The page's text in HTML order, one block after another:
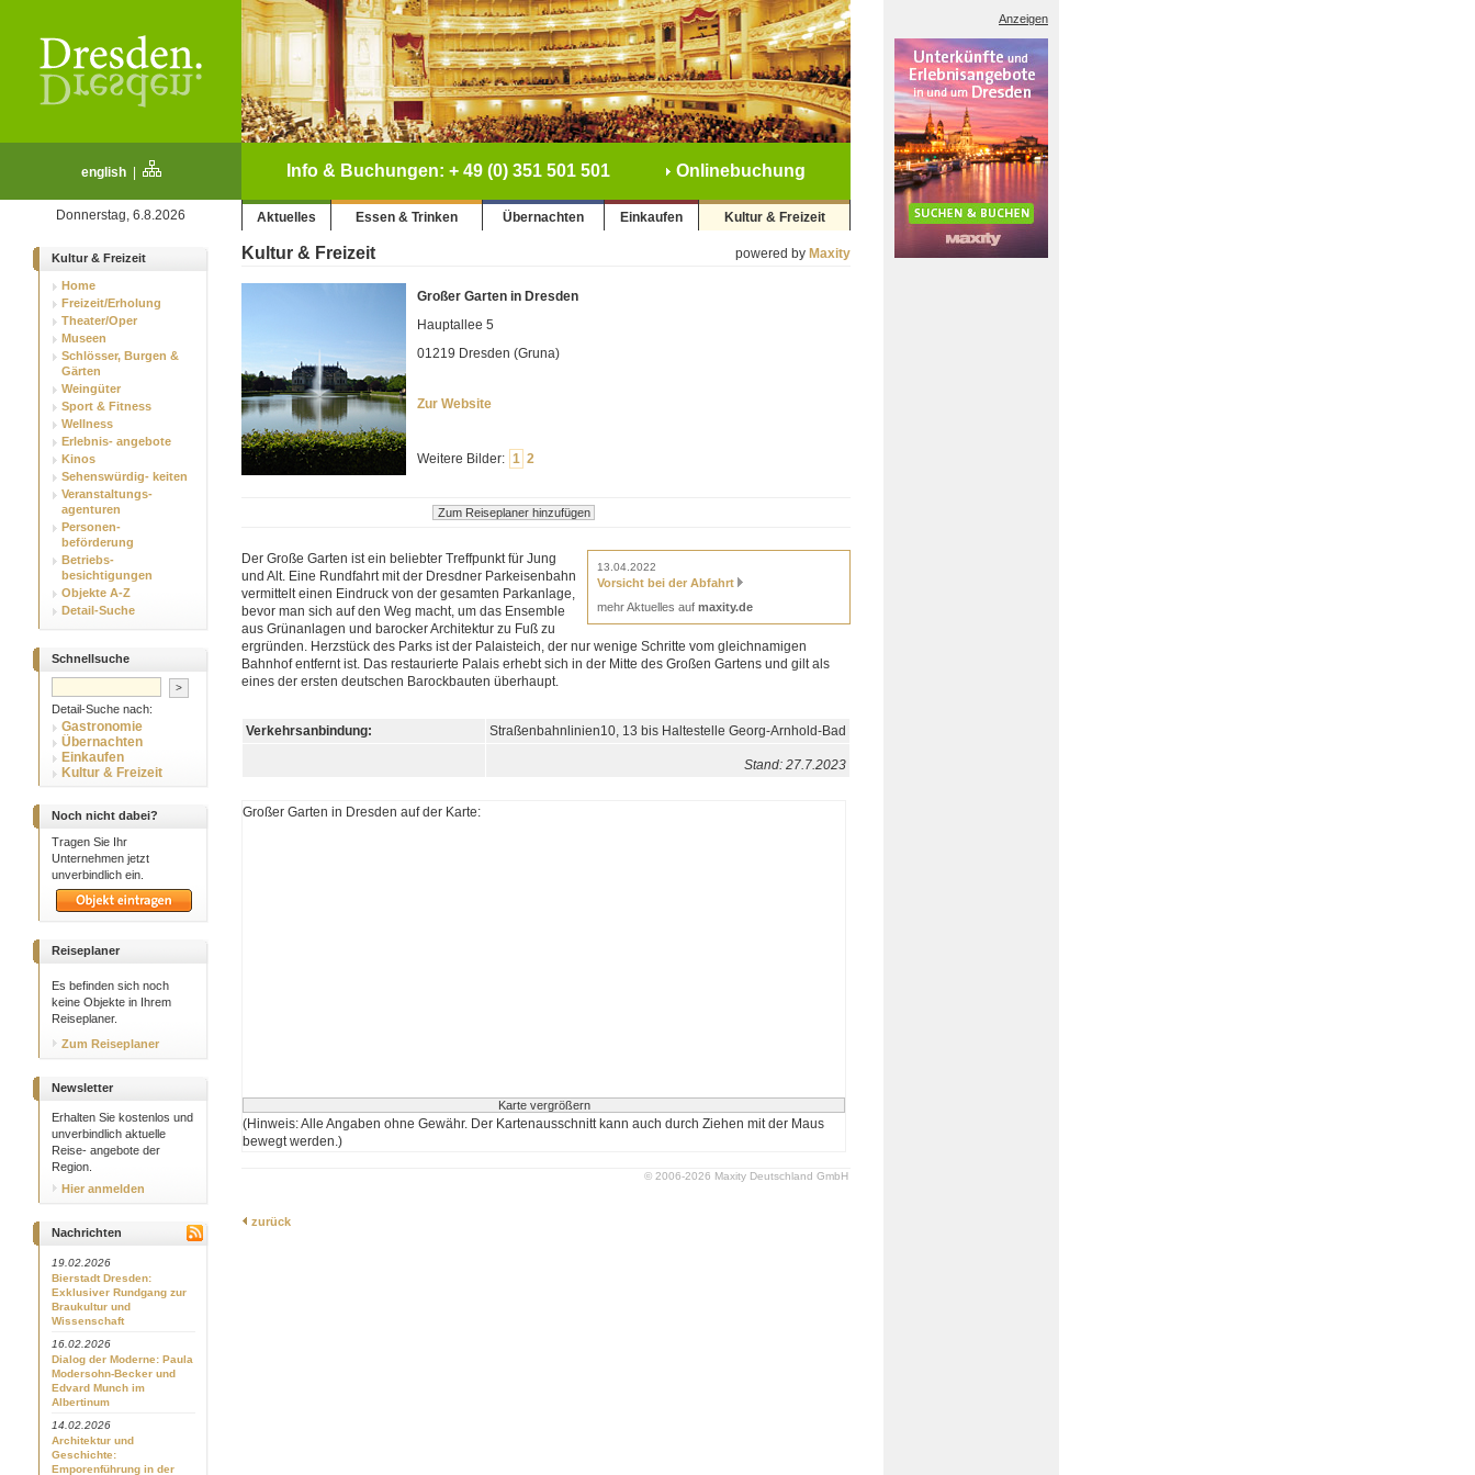
english| Info & Buchungen: + 49 (0) 351 501 501 Onlinebuchung
Donnerstag, 6.8.2026 Aktuelles Essen & Trinken Übernachten Einkaufen Kultur & Freizeit
Kultur & Freizeit
Home
Freizeit/Erholung
Theater/Oper
Museen
Schlösser, Burgen &
Gärten
Weingüter
Sport & Fitness
Wellness
Erlebnis- angebote
Kinos
Sehenswürdig- keiten
Veranstaltungs-
agenturen
Personen-
beförderung
Betriebs-
besichtigungen
Objekte A-Z
Detail-Suche
Schnellsuche
Detail-Suche nach:
Gastronomie
Übernachten
Einkaufen
Kultur & Freizeit
Noch nicht dabei?
Tragen Sie Ihr
Unternehmen jetzt
unverbindlich ein.
Reiseplaner
Es befinden sich noch
keine Objekte in Ihrem
Reiseplaner.
Zum Reiseplaner
Newsletter
Erhalten Sie kostenlos und
unverbindlich aktuelle
Reise- angebote der
Region.
Hier anmelden
Nachrichten
19.02.2026
Bierstadt Dresden:
Exklusiver Rundgang zur
Braukultur und
Wissenschaft
16.02.2026
Dialog der Moderne: Paula
Modersohn-Becker und
Edvard Munch im
Albertinum
14.02.2026
Architektur und
Geschichte:
Emporenführung in der
Kultur & Freizeit powered by Maxity
Großer Garten in Dresden
Hauptallee 5
01219 Dresden (Gruna)
Zur Website
Weitere Bilder: 1 2
13.04.2022
Vorsicht bei der Abfahrt
mehr Aktuelles auf maxity.de
Der Große Garten ist ein beliebter Treffpunkt für Jung
und Alt. Eine Rundfahrt mit der Dresdner Parkeisenbahn
vermittelt einen Eindruck von der gesamten Parkanlage,
bevor man sich auf den Weg macht, um das Ensemble
aus Grünanlagen und barocker Architektur zu Fuß zu
ergründen. Herzstück des Parks ist der Palaisteich, der nur wenige Schritte vom gleichnamigen
Bahnhof entfernt ist. Das restaurierte Palais erhebt sich in der Mitte des Großen Gartens und gilt als
eines der ersten deutschen Barockbauten überhaupt.
Verkehrsanbindung: Straßenbahnlinien10, 13 bis Haltestelle Georg-Arnhold-Bad
Stand: 27.7.2023
Großer Garten in Dresden auf der Karte:
(Hinweis: Alle Angaben ohne Gewähr. Der Kartenausschnitt kann auch durch Ziehen mit der Maus
bewegt werden.)
© 2006-2026 Maxity Deutschland GmbH
zurück
Anzeigen